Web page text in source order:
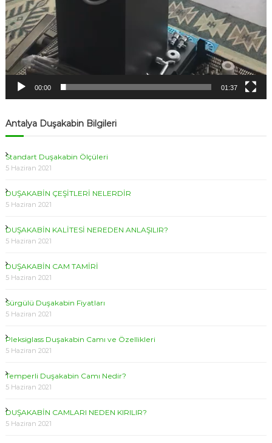
00:00 01:37
Antalya Duşakabin Bilgileri
Standart Duşakabin Ölçüleri
5 Haziran 2021
DUŞAKABİN ÇEŞİTLERİ NELERDİR
5 Haziran 2021
DUŞAKABİN KALİTESİ NEREDEN ANLAŞILIR?
5 Haziran 2021
DUŞAKABİN CAM TAMİRİ
5 Haziran 2021
Sürgülü Duşakabin Fiyatları
5 Haziran 2021
Pleksiglass Duşakabin Camı ve Özellikleri
5 Haziran 2021
Temperli Duşakabin Camı Nedir?
5 Haziran 2021
DUŞAKABİN CAMLARI NEDEN KIRILIR?
5 Haziran 2021